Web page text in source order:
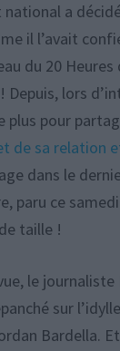
a
il l’avait
du 20 Heures
Depuis, lors
plus pour
de sa relation
dans le
paru ce
taille !
le journaliste
sur
Bardella.